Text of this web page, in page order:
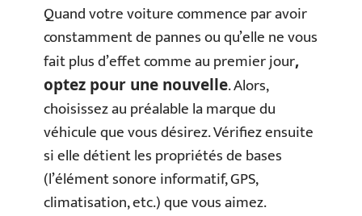
Quand votre voiture commence par avoir
constamment de pannes ou qu’elle ne vous
fait plus d’effet comme au premier jour,
optez pour une nouvelle. Alors,
choisissez au préalable la marque du
véhicule que vous désirez. Vérifiez ensuite
si elle détient les propriétés de bases
(l’élément sonore informatif, GPS,
climatisation, etc.) que vous aimez.